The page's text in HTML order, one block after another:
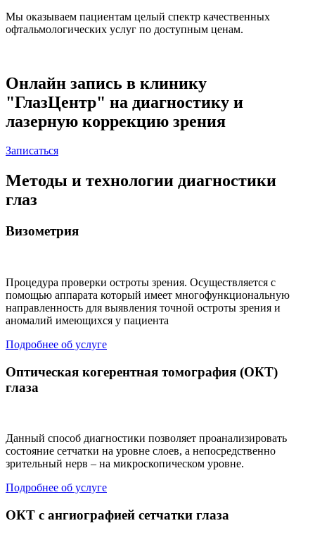
Мы оказываем пациентам целый спектр качественных
офтальмологических услуг по доступным ценам.
Онлайн запись в клинику
"ГлазЦентр" на диагностику и
лазерную коррекцию зрения
Записаться
Методы и технологии диагностики
глаз
Визометрия
Процедура проверки остроты зрения. Осуществляется с
помощью аппарата который имеет многофункциональную
направленность для выявления точной остроты зрения и
аномалий имеющихся у пациента
Подробнее об услуге
Оптическая когерентная томография (ОКТ)
глаза
Данный способ диагностики позволяет проанализировать
состояние сетчатки на уровне слоев, а непосредственно
зрительный нерв – на микроскопическом уровне.
Подробнее об услуге
ОКТ с ангиографией сетчатки глаза